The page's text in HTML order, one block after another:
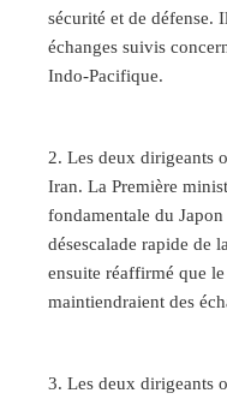
sécurité et de défense.
échanges suivis
Indo-Pacifique.
Les deux dirigeants
Iran. La Première
fondamentale du Japon
désescalade rapide de
ensuite réaffirmé que
maintiendraient des
Les deux dirigeants